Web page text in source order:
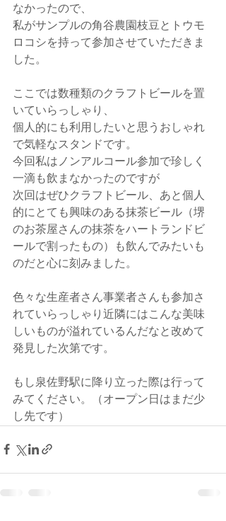
なかったので、
私がサンプルの角谷農園枝豆とトウモ
ロコシを持って参加させていただきま
した。
ここでは数種類のクラフトビールを置
いていらっしゃり、
個人的にも利用したいと思うおしゃれ
で気軽なスタンドです。
今回私はノンアルコール参加で珍しく
一滴も飲まなかったのですが
次回はぜひクラフトビール、あと個人
的にとても興味のある抹茶ビール（堺
のお茶屋さんの抹茶をハートランドビ
ールで割ったもの）も飲んでみたいも
のだと心に刻みました。
色々な生産者さん事業者さんも参加さ
れていらっしゃり近隣にはこんな美味
しいものが溢れているんだなと改めて
発見した次第です。
もし泉佐野駅に降り立った際は行って
みてください。（オープン日はまだ少
し先です）